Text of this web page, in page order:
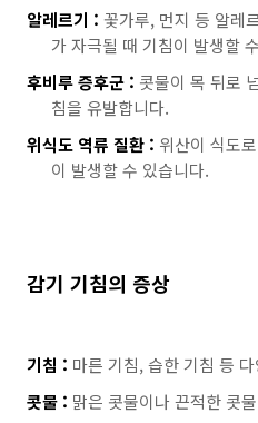
알레르기 : 꽃가루, 먼지 등 알레
가 자극될 때 기침이 발생할
후비루 증후군 : 콧물이 목 뒤로
침을 유발합니다.
위식도 역류 질환 : 위산이 식도
이 발생할 수 있습니다.
감기 기침의 증상
기침 : 마른 기침, 습한 기침 등
콧물 : 맑은 콧물이나 끈적한 콧